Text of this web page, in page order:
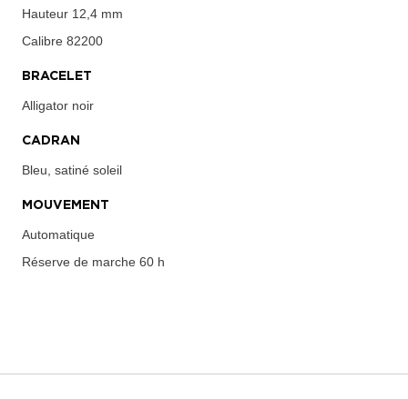
Hauteur 12,4 mm
Calibre 82200
BRACELET
Alligator noir
CADRAN
Bleu, satiné soleil
MOUVEMENT
Automatique
Réserve de marche 60 h